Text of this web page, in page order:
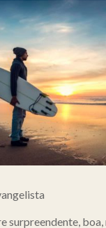
surpreendente, boa,